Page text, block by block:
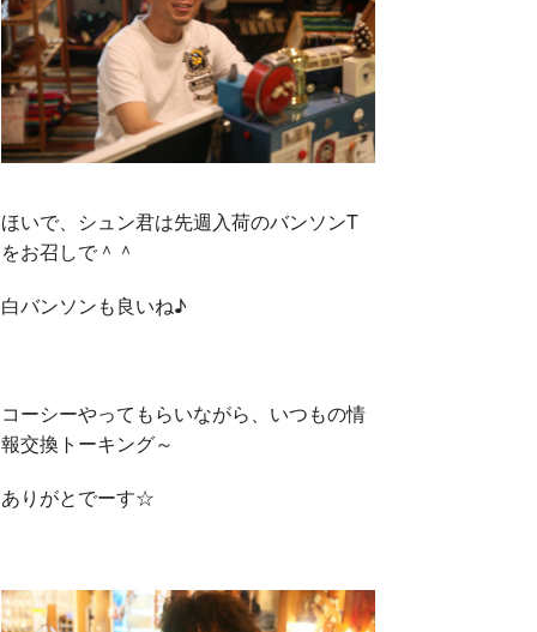
ほいで、シュン君は先週入荷のバンソンT
をお召しで＾＾
白バンソンも良いね♪
コーシーやってもらいながら、いつもの情
報交換トーキング～
ありがとでーす☆